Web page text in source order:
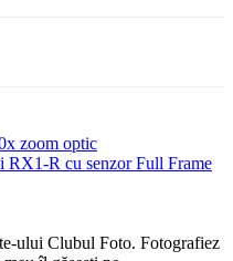
zoom optic
RX1-R cu senzor Full Frame
ului Clubul Foto. Fotografiez